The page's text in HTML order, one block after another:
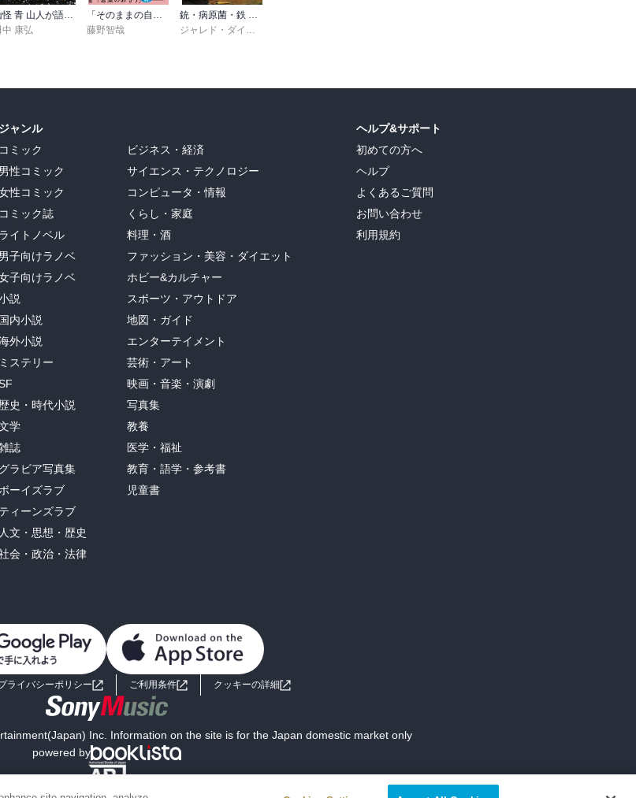
井章子
山怪 青 山人が語る不思議な話
中 康弘
「そのままの自分」を生きてみる 精神科医が教える自分を責めない気持ちの整理術 (特装版)
藤野智哉
銃・病原菌・鉄 上巻
ジャレド・ダイアモンド
ジャンル
コミック
男性コミック
性コミック
コミック誌
ライトノベル
男子向けラノベ
子向けラノベ
説
国内小説
外小説
ミステリー
歴史・時代小説
学
誌
グラビア写真集
ーイズラブ
ティーンズラブ
人文・思想・歴史
会・政治・法律
ビジネス・経済
サイエンス・テクノロジー
コンピュータ・情報
くらし・家庭
料理・酒
ファッション・美容・ダイエット
ホビー&カルチャー
スポーツ・アウトドア
地図・ガイド
エンターテイメント
芸術・アート
映画・音楽・演劇
写真集
教養
医学・福祉
教育・語学・参考書
児童書
ヘルプ&サポート
初めての方へ
ヘルプ
よくあるご質問
お問い合わせ
利用規約
ライバシーポリシー ご利用条件 クッキーの詳細
Inc. Information on the site is for the Japan domestic market only
powered by